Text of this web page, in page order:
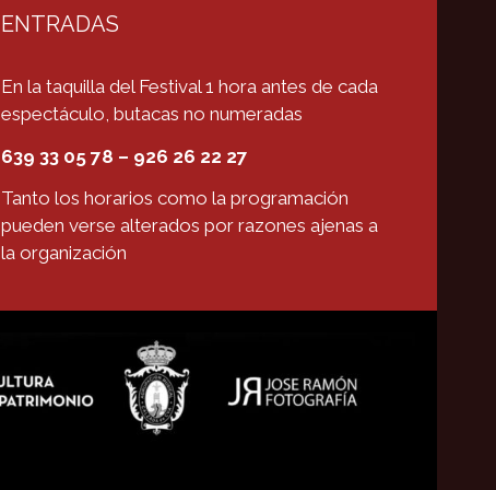
ENTRADAS
En la taquilla del Festival 1 hora antes de cada
espectáculo, butacas no numeradas
639 33 05 78 – 926 26 22 27
Tanto los horarios como la programación
pueden verse alterados por razones ajenas a
la organización